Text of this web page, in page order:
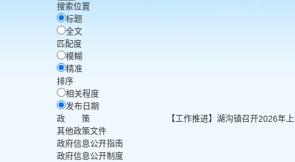
搜索位置
标题
全文
匹配度
模糊
精准
排序
相关程度
发布日期
政 策
其他政策文件
政府信息公开指南
政府信息公开制度
【工作推进】湖沟镇召开2026年